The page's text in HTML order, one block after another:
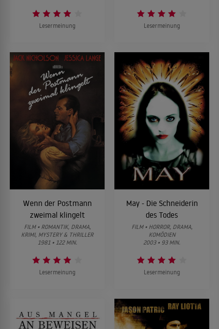
Lesermeinung Lesermeinung
Wenn der Postmann
zweimal klingelt
FILM • ROMANTIK, DRAMA,
KRIMI, MYSTERY & THRILLER
1981 • 122 MIN.
Lesermeinung
May - Die Schneiderin
des Todes
FILM • HORROR, DRAMA,
KOMÖDIEN
2003 • 93 MIN.
Lesermeinung